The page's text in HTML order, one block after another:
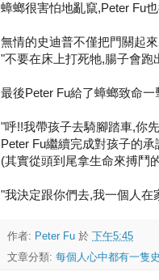
蟑螂很害怕地亂竄,Peter Fu
無情的史迪普不僅把門關起
"不要在床上打死牠,腸子會跑
最後Peter Fu給了蟑螂致命一
"呼!!我帶孩子去騎腳踏車,你
Peter Fu繼續完成對孩子的
(其實從頭到尾拿生命來搏鬥
"我決定跟你們去,我一個人在
作者: Peter Fu 於 下午5:45
文章分類: 每個人心中都有一隻